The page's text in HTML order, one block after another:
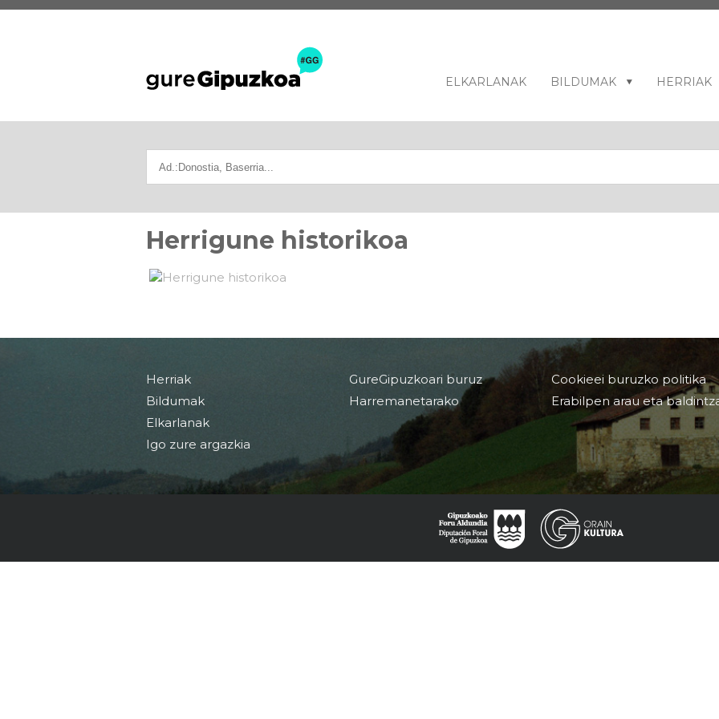
ELKARLANAK BILDUMAK HERRIAK
Herrigune historikoa
Herriak
Bildumak
Elkarlanak
Igo zure argazkia
GureGipuzkoari buruz
Harremanetarako
Cookieei buruzko politika
Erabilpen arau eta